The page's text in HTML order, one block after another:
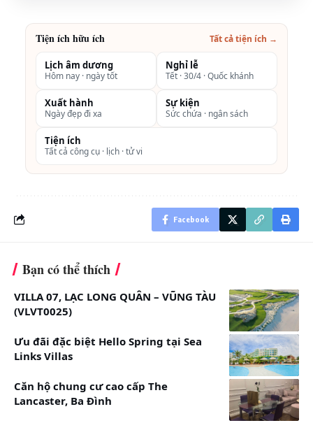
Vuốt ngang để xem đủ bảng →
tham khảo
Grand Suite
Phòng được bố
trí phòng ngủ có
phòng khách rộng
Có bồn tắm lớn.
Sức chứa 02
phí 02 trẻ em dưới
6 tuổi đi kèm).
Bao gồm buffet
Đã bao gồm
thuế và phí dịch vụ.
Tiện ích hữu ích Tất cả tiện ích →
Lịch âm dương
Hôm nay · ngày tốt
Nghỉ lễ
Tết · 30/4 · Quốc khánh
Xuất hành
Ngày đẹp đi xa
Sự kiện
Sức chứa · ngân sách
Tiện ích
Tất cả công cụ · lịch · tử vi
Facebook
Bạn có thể thích
VILLA 07, LẠC LONG QUÂN – VŨNG TÀU
(VLVT0025)
Ưu đãi đặc biệt Hello Spring tại Sea
Links Villas
Căn hộ chung cư cao cấp The
Lancaster, Ba Đình